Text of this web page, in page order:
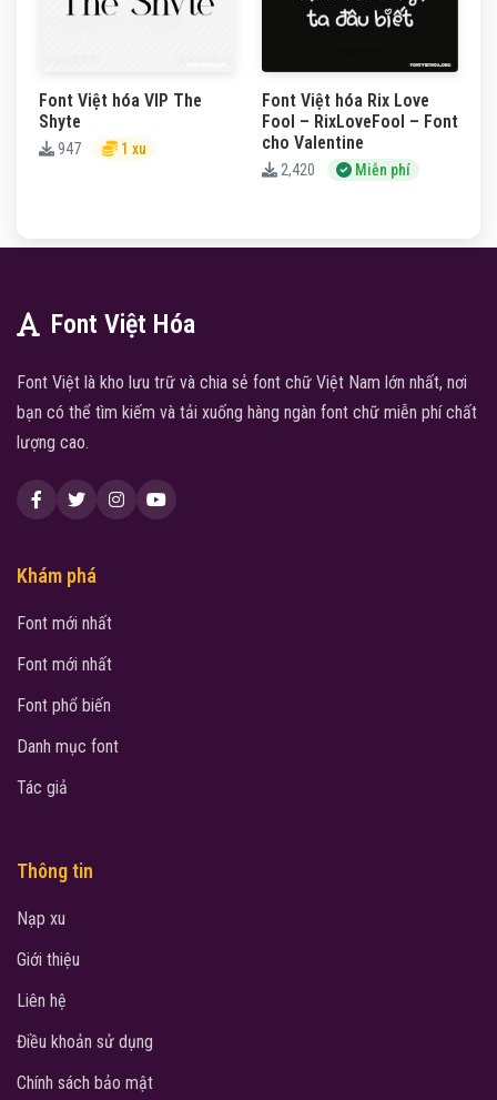
Font Việt hóa VIP The
Shyte
947 1 xu
Font Việt hóa Rix Love
Fool – RixLoveFool – Font
cho Valentine
2,420 Miễn phí
Font Việt Hóa
Font Việt là kho lưu trữ và chia sẻ font chữ Việt Nam lớn nhất, nơi
bạn có thể tìm kiếm và tải xuống hàng ngàn font chữ miễn phí chất
lượng cao.
Khám phá
Font mới nhất
Font mới nhất
Font phổ biến
Danh mục font
Tác giả
Thông tin
Nạp xu
Giới thiệu
Liên hệ
Điều khoản sử dụng
Chính sách bảo mật